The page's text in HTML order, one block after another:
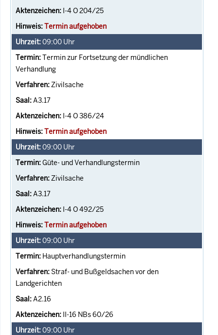
I-4 O 204/25
Termin aufgehoben
09:00 Uhr
Termin zur Fortsetzung der mündlichen
Verhandlung
Zivilsache
A3.17
I-4 O 386/24
Termin aufgehoben
09:00 Uhr
Güte- und Verhandlungstermin
Zivilsache
A3.17
I-4 O 492/25
Termin aufgehoben
09:00 Uhr
Hauptverhandlungstermin
Straf- und Bußgeldsachen vor den
Landgerichten
A2.16
II-16 NBs 60/26
09:00 Uhr